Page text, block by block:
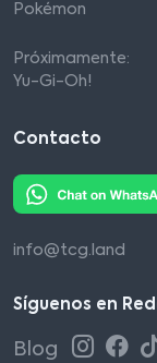
Pokémon
Próximamente:
Yu-Gi-Oh!
Contacto
info@tcg.land
Síguenos en
Blog